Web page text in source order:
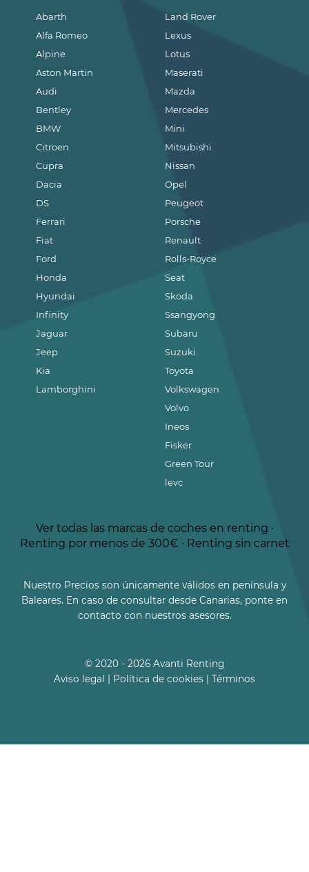
Abarth
Alfa Romeo
Alpine
Aston Martin
Audi
Bentley
BMW
Citroen
Cupra
Dacia
DS
Ferrari
Fiat
Ford
Honda
Hyundai
Infinity
Jaguar
Jeep
Kia
Lamborghini
Land Rover
Lexus
Lotus
Maserati
Mazda
Mercedes
Mini
Mitsubishi
Nissan
Opel
Peugeot
Porsche
Renault
Rolls-Royce
Seat
Skoda
Ssangyong
Subaru
Suzuki
Toyota
Volkswagen
Volvo
Ineos
Fisker
Green Tour
levc
Ver todas las marcas de coches en renting ·
Renting por menos de 300€ · Renting sin carnet
Nuestro Precios son únicamente válidos en península y
Baleares. En caso de consultar desde Canarias, ponte en
contacto con nuestros asesores.
© 2020 - 2026 Avanti Renting
Aviso legal
Política de cookies Términos